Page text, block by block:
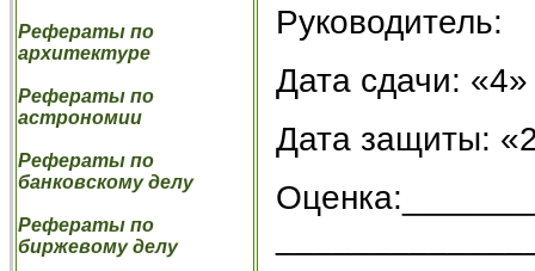
Рефераты по
архитектуре
Рефераты по
астрономии
Рефераты по
банковскому делу
Рефераты по
биржевому делу
Руководитель:
Дата сдачи:
Дата защиты: